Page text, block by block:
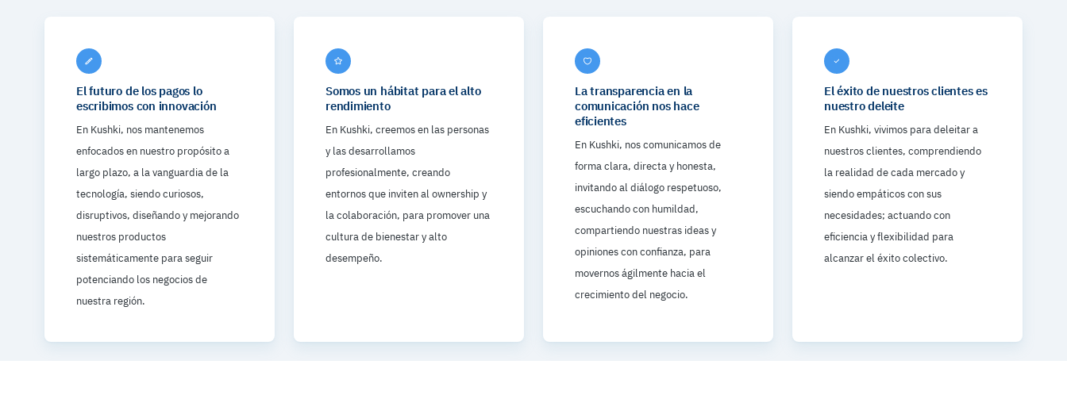
El futuro de los pagos lo
escribimos con innovación
En Kushki, nos mantenemos
enfocados en nuestro propósito a
largo plazo, a la vanguardia de la
tecnología, siendo curiosos,
disruptivos, diseñando y mejorando
nuestros productos
sistemáticamente para seguir
potenciando los negocios de
nuestra región.
Somos un hábitat para el alto
rendimiento
En Kushki, creemos en las personas
y las desarrollamos
profesionalmente, creando
entornos que inviten al ownership y
la colaboración, para promover una
cultura de bienestar y alto
desempeño.
La transparencia en la
comunicación nos hace
eficientes
En Kushki, nos comunicamos de
forma clara, directa y honesta,
invitando al diálogo respetuoso,
escuchando con humildad,
compartiendo nuestras ideas y
opiniones con confianza, para
movernos ágilmente hacia el
crecimiento del negocio.
El éxito de nuestros clientes es
nuestro deleite
En Kushki, vivimos para deleitar a
nuestros clientes, comprendiendo
la realidad de cada mercado y
siendo empáticos con sus
necesidades; actuando con
eficiencia y flexibilidad para
alcanzar el éxito colectivo.